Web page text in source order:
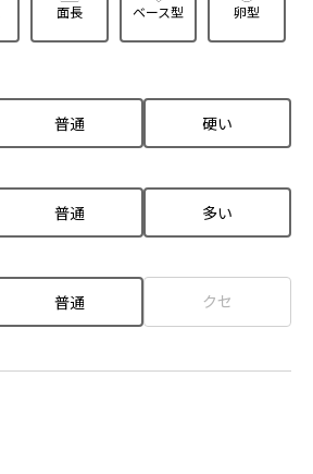
面長 ベース型 卵型
普通 硬い
普通 多い
普通 クセ